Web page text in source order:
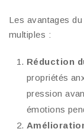
Les avantages
multiples :
Réduction
propriétés
pression
émotions